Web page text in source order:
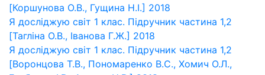
[Коршунова О.В., Гущина Н.І.] 2018
Я досліджую світ 1 клас. Підручник частина 1,2
[Тагліна О.В., Іванова Г.Ж.] 2018
Я досліджую світ 1 клас. Підручник частина 1,2
[Воронцова Т.В., Пономаренко В.С., Хомич О.Л.,